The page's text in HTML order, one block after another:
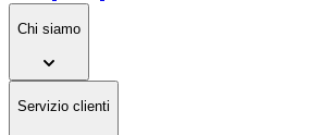
Chi siamo
Servizio clienti